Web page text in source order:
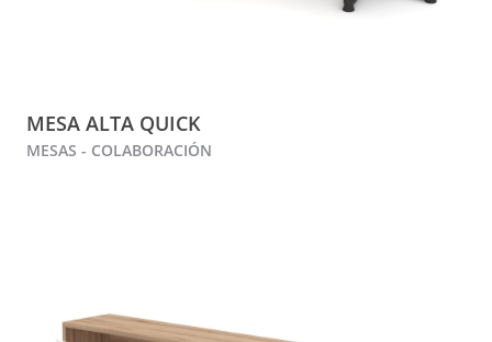
MESA ALTA QUICK
MESAS - COLABORACIÓN